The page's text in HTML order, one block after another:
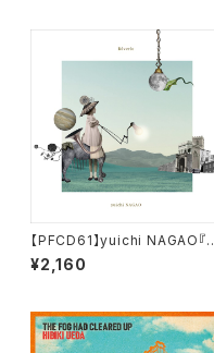
【PFCD61】yuichi NAGAO『R
êverie』
¥2,160